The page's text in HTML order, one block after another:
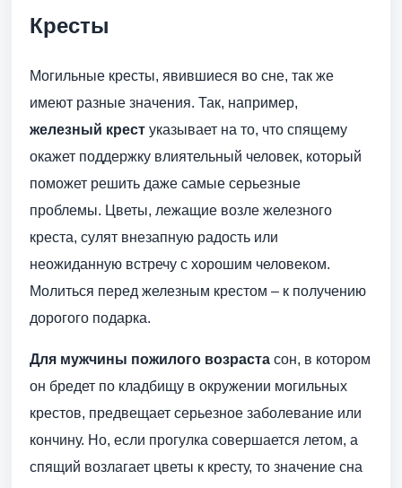
Кресты
Могильные кресты, явившиеся во сне, так же
имеют разные значения. Так, например,
железный крест указывает на то, что спящему
окажет поддержку влиятельный человек, который
поможет решить даже самые серьезные
проблемы. Цветы, лежащие возле железного
креста, сулят внезапную радость или
неожиданную встречу с хорошим человеком.
Молиться перед железным крестом – к получению
дорогого подарка.
Для мужчины пожилого возраста сон, в котором
он бредет по кладбищу в окружении могильных
крестов, предвещает серьезное заболевание или
кончину. Но, если прогулка совершается летом, а
спящий возлагает цветы к кресту, то значение сна